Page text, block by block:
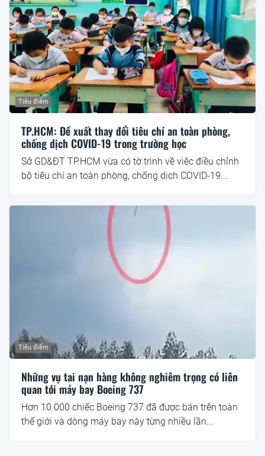
Tiêu điểm
TP.HCM: Đề xuất thay đổi tiêu chí an toàn phòng,
chống dịch COVID-19 trong trường học
Sở GD&ĐT TP.HCM vừa có tờ trình về việc điều chỉnh
bộ tiêu chí an toàn phòng, chống dịch COVID-19...
Tiêu điểm
Những vụ tai nạn hàng không nghiêm trọng có liên
quan tới máy bay Boeing 737
Hơn 10.000 chiếc Boeing 737 đã được bán trên toàn
thế giới và dòng máy bay này từng nhiều lần...